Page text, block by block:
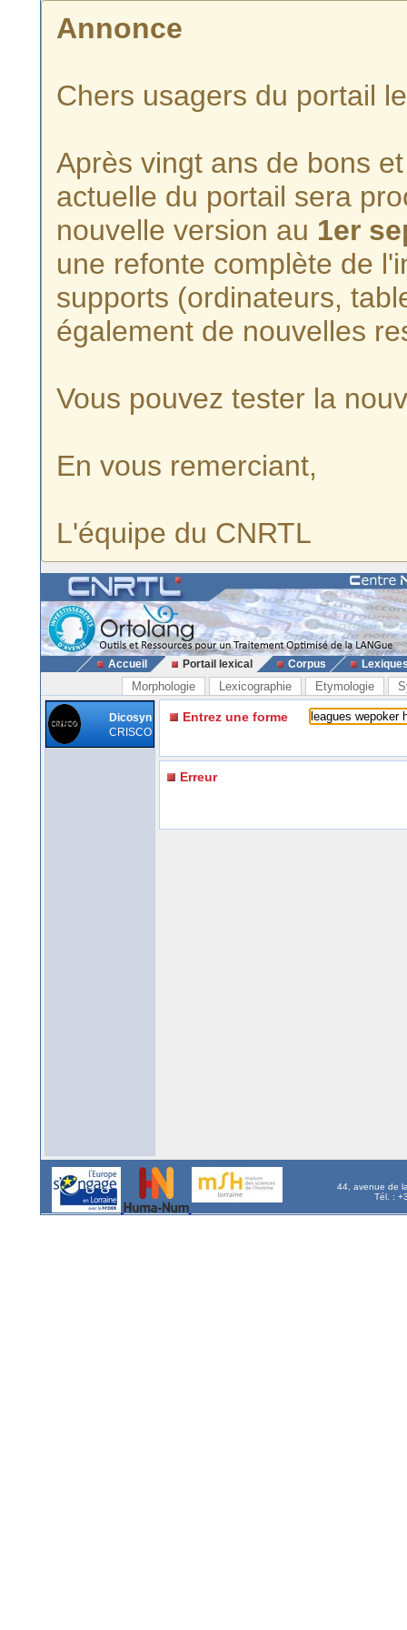
Annonce
Chers usagers du portail
Après vingt ans de bons
actuelle du portail sera
nouvelle version au 1er
une refonte complète de
supports (ordinateurs,
également de nouvelles
Vous pouvez tester la
En vous remerciant,
L'équipe du CNRTL
Accueil Portail lexical Corpus
Morphologie Lexicographie Etymologie
Dicosyn
CRISCO
Entrez une forme
Erreur
44, avenue de
Tél. :